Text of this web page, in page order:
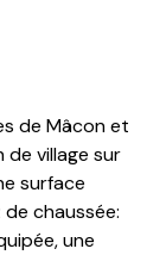
de Mâcon et
de village sur
surface
chaussée:
une